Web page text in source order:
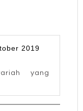
2019
yang